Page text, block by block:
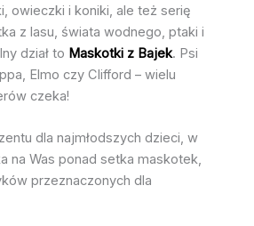
owieczki i koniki, ale też serię
z lasu, świata wodnego, ptaki i
dział to Maskotki z Bajek. Psi
Elmo czy Clifford – wielu
czeka!
dla najmłodszych dzieci, w
na Was ponad setka maskotek,
przeznaczonych dla